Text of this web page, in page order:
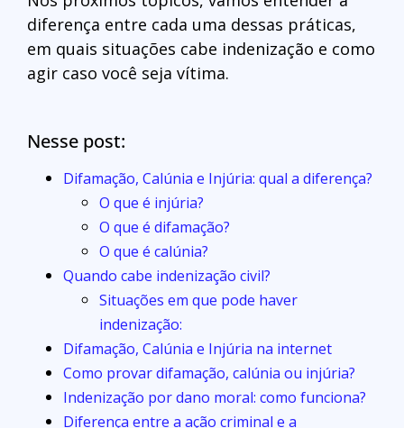
diferença entre cada uma dessas práticas,
em quais situações cabe indenização e como
agir caso você seja vítima.
Nesse post:
Difamação, Calúnia e Injúria: qual a diferença?
O que é injúria?
O que é difamação?
O que é calúnia?
Quando cabe indenização civil?
Situações em que pode haver
indenização:
Difamação, Calúnia e Injúria na internet
Como provar difamação, calúnia ou injúria?
Indenização por dano moral: como funciona?
Diferença entre a ação criminal e a